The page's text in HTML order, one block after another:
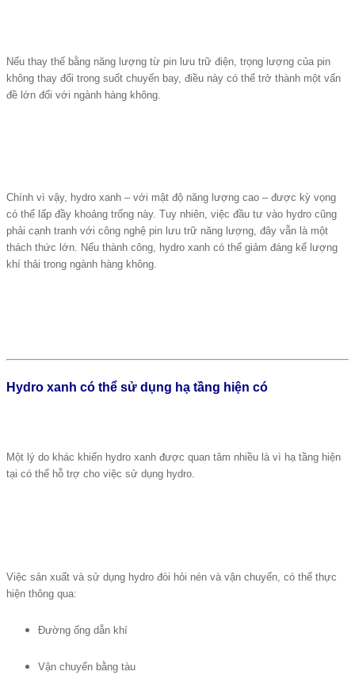
Nếu thay thế bằng năng lượng từ pin lưu trữ điện, trọng lượng của pin
không thay đổi trong suốt chuyến bay, điều này có thể trở thành một vấn
đề lớn đối với ngành hàng không.
Chính vì vậy, hydro xanh – với mật độ năng lượng cao – được kỳ vọng
có thể lấp đầy khoảng trống này. Tuy nhiên, việc đầu tư vào hydro cũng
phải cạnh tranh với công nghệ pin lưu trữ năng lượng, đây vẫn là một
thách thức lớn. Nếu thành công, hydro xanh có thể giảm đáng kể lượng
khí thải trong ngành hàng không.
Hydro xanh có thể sử dụng hạ tầng hiện có
Một lý do khác khiến hydro xanh được quan tâm nhiều là vì hạ tầng hiện
tại có thể hỗ trợ cho việc sử dụng hydro.
Việc sản xuất và sử dụng hydro đòi hỏi nén và vận chuyển, có thể thực
hiện thông qua:
Đường ống dẫn khí
Vận chuyển bằng tàu